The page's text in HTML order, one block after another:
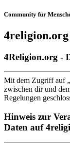
Community für
4Religion.org -
Mit dem Zugriff auf
zwischen dir und
Regelungen
Hinweis zur
Daten auf